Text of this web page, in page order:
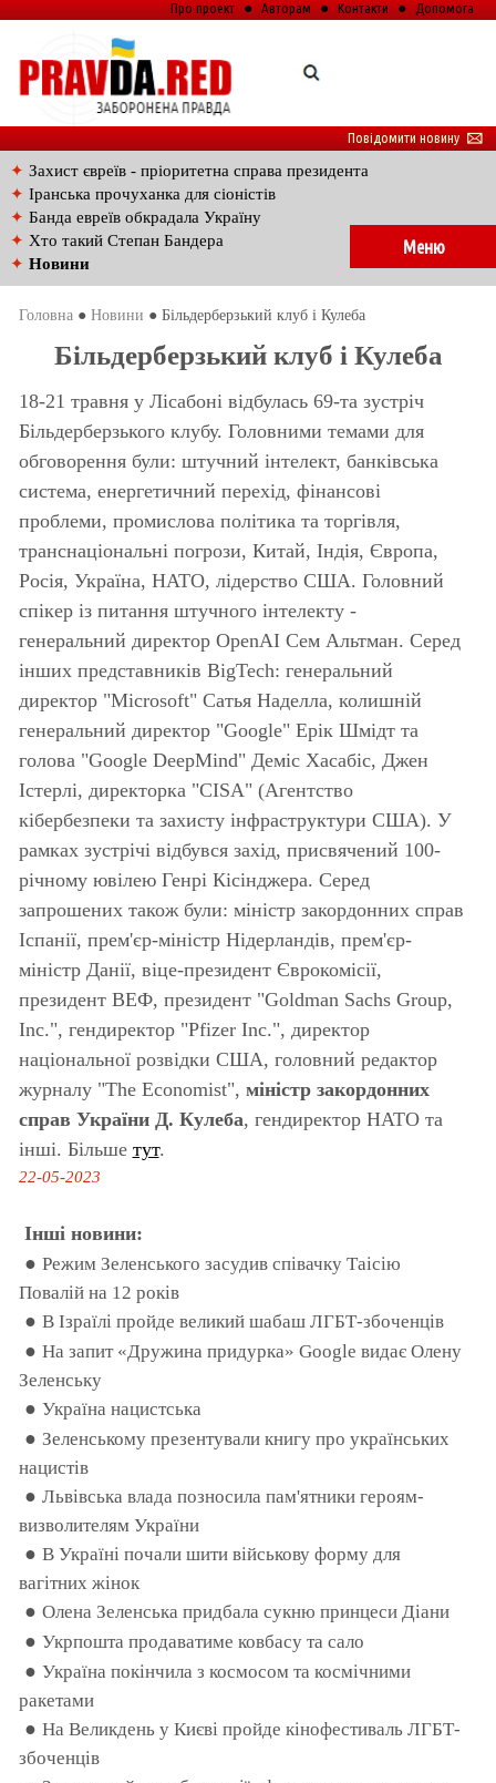
Про проект ● Авторам ● Контакти ● Допомога
Меню
Повідомити новину 🖂
✦ Захист євреїв - пріоритетна справа президента
✦ Іранська прочуханка для сіоністів
✦ Банда евреїв обкрадала Україну
✦ Хто такий Степан Бандера
✦ Новини
Головна● Новини ● Більдерберзький клуб і Кулеба
Більдерберзький клуб і Кулеба
18-21 травня у Лісабоні відбулась 69-та зустріч
Більдерберзького клубу. Головними темами для
обговорення були: штучний інтелект, банківська
система, енергетичний перехід, фінансові
проблеми, промислова політика та торгівля,
транснаціональні погрози, Китай, Індія, Європа,
Росія, Україна, НАТО, лідерство США. Головний
спікер із питання штучного інтелекту -
генеральний директор OpenAI Сем Альтман. Серед
інших представників BigTech: генеральний
директор "Microsoft" Сатья Наделла, колишній
генеральний директор "Google" Ерік Шмідт та
голова "Google DeepMind" Деміс Хасабіс, Джен
Істерлі, директорка "CISA" (Агентство
кібербезпеки та захисту інфраструктури США). У
рамках зустрічі відбувся захід, присвячений 100-
річному ювілею Генрі Кісінджера. Серед
запрошених також були: міністр закордонних справ
Іспанії, прем'єр-міністр Нідерландів, прем'єр-
міністр Данії, віце-президент Єврокомісії,
президент ВЕФ, президент "Goldman Sachs Group,
Inc.", гендиректор "Pfizer Inc.", директор
національної розвідки США, головний редактор
журналу "The Economist", міністр закордонних
справ України Д. Кулеба, гендиректор НАТО та
інші. Більше тут.
22-05-2023
Інші новини:
● Режим Зеленського засудив співачку Таісію
Повалій на 12 років
● В Ізраїлі пройде великий шабаш ЛГБТ-збоченців
● На запит «Дружина придурка» Google видає Олену
Зеленську
● Україна нацистська
● Зеленському презентували книгу про українських
нацистів
● Львівська влада позносила пам'ятники героям-
визволителям України
● В Україні почали шити військову форму для
вагітних жінок
● Олена Зеленська придбала сукню принцеси Діани
● Укрпошта продаватиме ковбасу та сало
● Україна покінчила з космосом та космічними
ракетами
● На Великдень у Києві пройде кінофестиваль ЛГБТ-
збоченців